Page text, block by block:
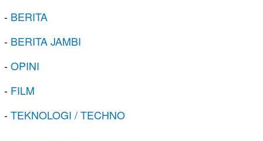
- BERITA
- BERITA JAMBI
-OPINI
- FILM
-TEKNOLOGI / TECHNO